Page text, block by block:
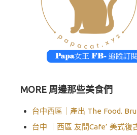
MORE 周邊那些美食們
台中西區｜產出 The Food.
台中 ｜西區 友間Cafe’ 美式復